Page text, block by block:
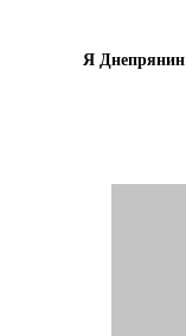
Я Днепрянин